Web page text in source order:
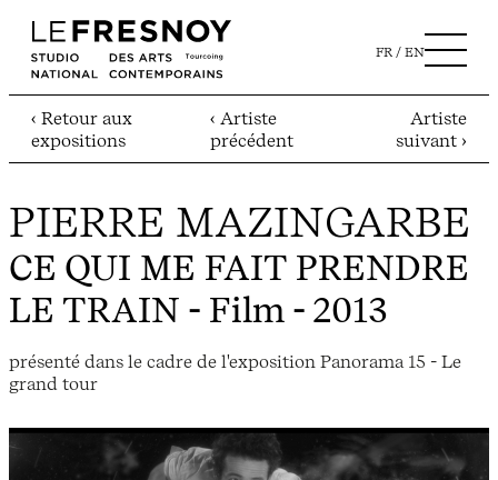
FR EN
‹ Retour aux
expositions
‹ Artiste
précédent
Artiste
suivant ›
PIERRE MAZINGARBE
CE QUI ME FAIT PRENDRE
LE TRAIN - Film - 2013
présenté dans le cadre de l'exposition Panorama 15 - Le
grand tour